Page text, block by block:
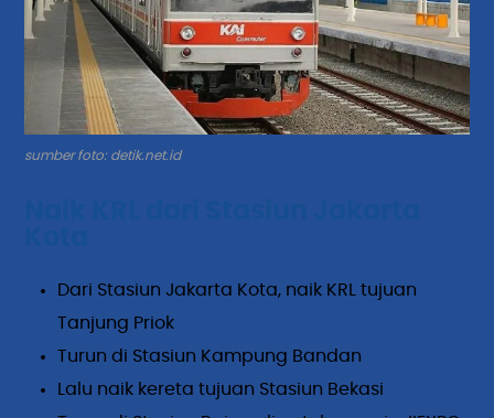
sumber foto: detik.net.id
Dari Stasiun Jakarta Kota, naik KRL tujuan
Tanjung Priok
Turun di Stasiun Kampung Bandan
Lalu naik kereta tujuan Stasiun Bekasi